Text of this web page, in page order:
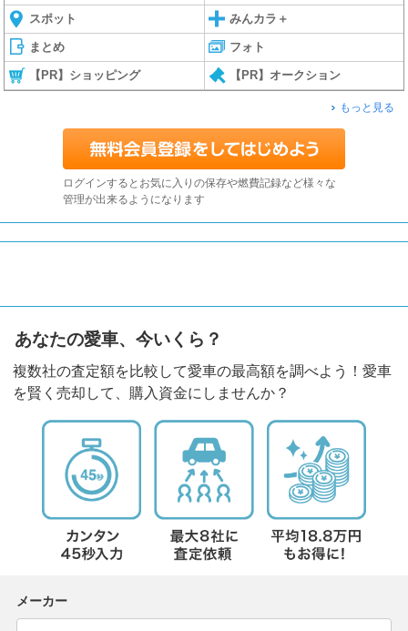
スポット みんカラ＋
まとめ フォト
【PR】ショッピング 【PR】オークション
もっと見る
ログインするとお気に入りの保存や燃費記録など様々な
管理が出来るようになります
あなたの愛車、今いくら？
複数社の査定額を比較して愛車の最高額を調べよう！愛車
を賢く売却して、購入資金にしませんか？
メーカー